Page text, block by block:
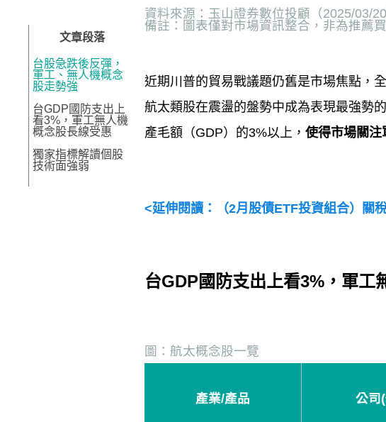
資料來源：玉山證券數位投顧（2025/03/20
備註：圖表僅對市場資訊整合，非為推薦
近期川普的貿易戰議題仍舊是市場焦點，
航太類股在震盪的盤勢中成為表現最強勢
產毛額（GDP）的3%以上， 使得市場關注
<延伸閱讀：（2月股債ETF投資組合）關
台GDP國防支出上看3%，軍工
圖：航太概念股一覽
產業/產品 公司(
文章段落
台股急跌後反彈，
軍工、無人機概念
股走勢強
台GDP國防支出上
看3%，軍工無人機
概念股長線受惠
獨家指標解讀個股
技術面強弱